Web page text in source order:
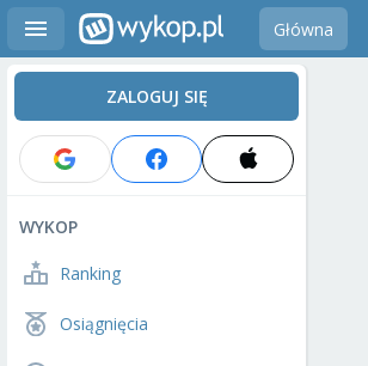
Główna
ZALOGUJ SIĘ
WYKOP
Ranking
Osiągnięcia